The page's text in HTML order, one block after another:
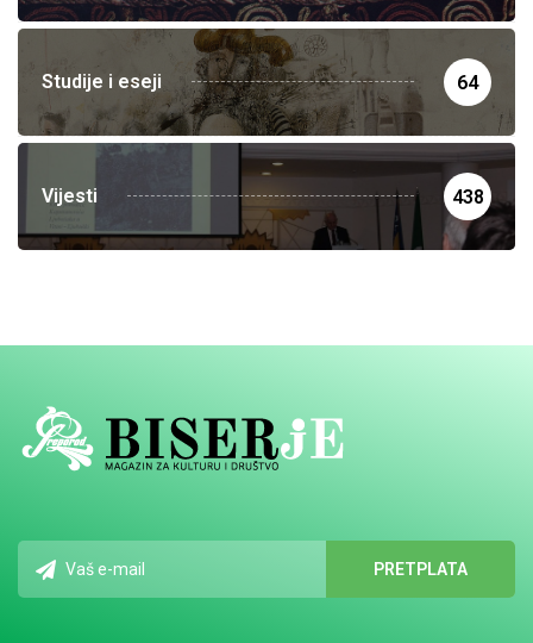
Studije i eseji 64
Vijesti 438